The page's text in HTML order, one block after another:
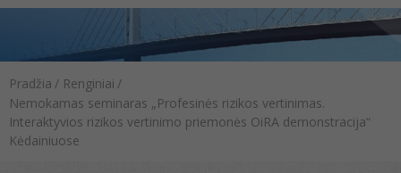
Pradžia / Renginiai /
Nemokamas seminaras „Profesinės rizikos vertinimas.
Interaktyvios rizikos vertinimo priemonės OiRA demonstracija“
Kėdainiuose